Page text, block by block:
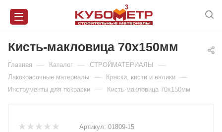
Кисть-макловица 70х150мм
Главная — Каталог — СТРОЙМАТЕРИАЛЫ —
Лакокрасочные материалы — Краски, кисти и валики —
Инструменты для покраски — Кисть-макловица 70х150мм
Артикул: 01809-15